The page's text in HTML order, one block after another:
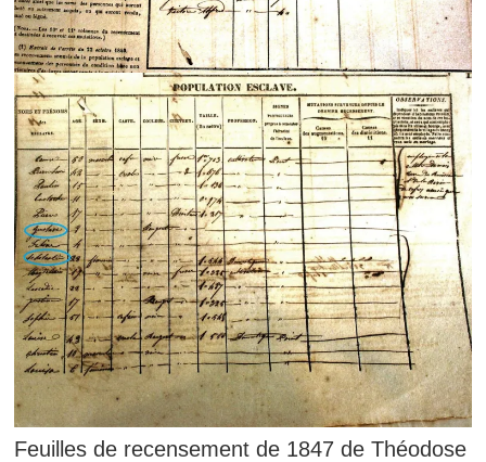
Feuilles de recensement de 1847 de Théodose